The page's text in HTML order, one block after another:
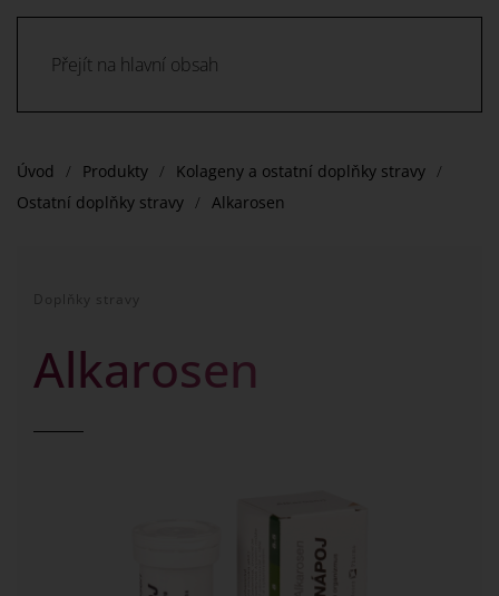
Přejít na hlavní obsah
Úvod Produkty
Kolageny a ostatní doplňky stravy
Ostatní doplňky stravy
Alkarosen
Doplňky stravy
Alkarosen